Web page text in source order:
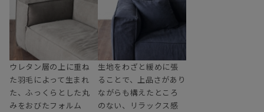
ウレタン層の上に重ね
た羽毛によって生まれ
た、ふっくらとした丸
みをおびたフォルム
生地をわざと緩めに張
ることで、上品さがあり
ながらも構えたところ
のない、リラックス感